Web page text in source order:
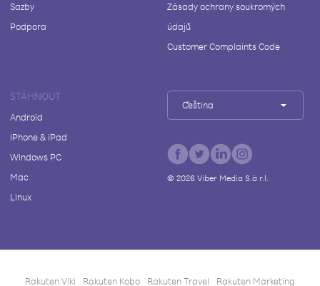
Sazby
Podpora
Zásady ochrany soukromých
údajů
Customer Complaints Code
STÁHNOUT
Android
iPhone & iPad
Windows PC
Mac
Linux
Čeština
© 2026Viber Media S.à r.l.
Rakuten Viki Rakuten Kobo Rakuten Travel Rakuten Marketing